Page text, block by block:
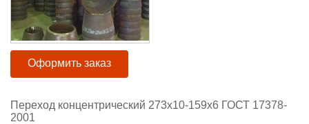
Оформить заказ
Переход концентрический 273х10-159х6 ГОСТ 17378-
2001